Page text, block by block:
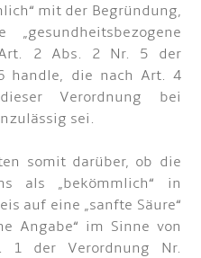
mit der Begründung,
2 Abs. 2 Nr. 5 der
handle, die nach Art. 4
Verordnung bei
sei.
somit darüber, ob die
als „bekömmlich“ in
auf eine „sanfte Säure“
Angabe“ im Sinne von
1 der Verordnung Nr.